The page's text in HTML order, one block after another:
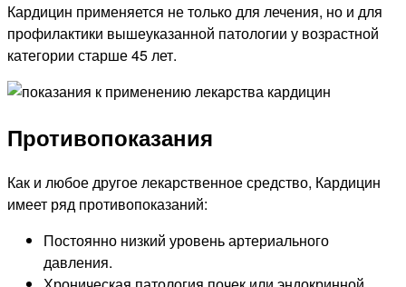
Кардицин применяется не только для лечения, но и для
профилактики вышеуказанной патологии у возрастной
категории старше 45 лет.
Противопоказания
Как и любое другое лекарственное средство, Кардицин
имеет ряд противопоказаний:
Постоянно низкий уровень артериального
давления.